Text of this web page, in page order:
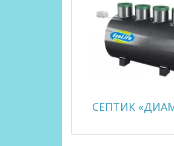
СЕПТИК